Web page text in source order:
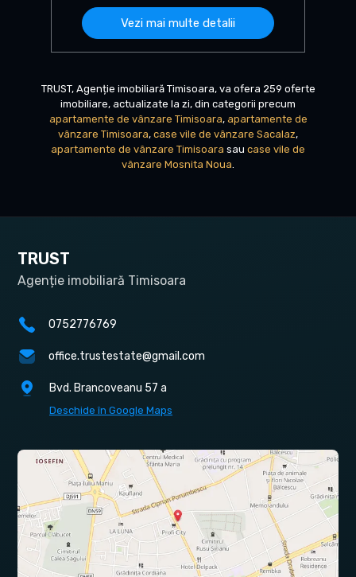
Vezi mai multe detalii
TRUST, Agenție imobiliară Timisoara, va ofera 259 oferte
imobiliare, actualizate la zi, din categorii precum
apartamente de vânzare Timisoara, apartamente de
vânzare Timisoara, case vile de vânzare Sacalaz,
apartamente de vânzare Timisoara sau case vile de
vânzare Mosnita Noua
TRUST
Agenție imobiliară Timisoara
0752776769
office.trustestate@gmail.com
Bvd. Brancoveanu 57 a
Deschide în Google Maps